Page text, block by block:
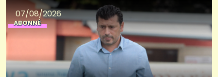
07/08/2026
ABONNÉ